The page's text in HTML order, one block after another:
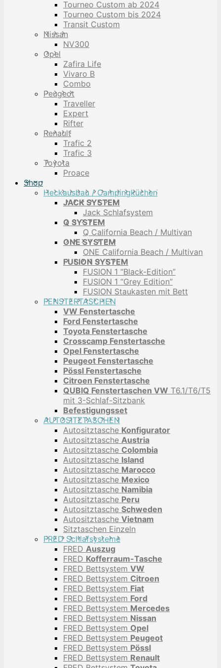
Tourneo Custom ab 2024
Tourneo Custom bis 2024
Transit Custom
Nissan
NV300
Opel
Zafira Life
Vivaro B
Combo
Peugeot
Traveller
Expert
Rifter
Renault
Trafic 2
Trafic 3
Toyota
Proace
Shop
Heckausbau / Campingküchen
JACK SYSTEM
Jack Schlafsystem
Q SYSTEM
Q California Beach / Multivan
ONE SYSTEM
ONE California Beach / Multivan
FUSION SYSTEM
FUSION 1 “Black-Edition”
FUSION 1 “Grey Edition”
FUSION Staukasten mit Bett
FENSTERTASCHEN
VW Fenstertasche
Ford Fenstertasche
Toyota Fenstertasche
Crosscamp Fenstertasche
Opel Fenstertasche
Peugeot Fenstertasche
Pössl Fenstertasche
Citroen Fenstertasche
QUBIQ Fenstertaschen VW T6.1/T6/T5
mit 3-Schlaf-Sitzbank
Befestigungsset
AUTOSITZTASCHEN
Autositztasche Konfigurator
Autositztasche Austria
Autositztasche Colombia
Autositztasche Island
Autositztasche Marocco
Autositztasche Mexico
Autositztasche Namibia
Autositztasche Peru
Autositztasche Schweden
Autositztasche Vietnam
Sitztaschen Einzeln
FRED Schlafsysteme
FRED Auszug
FRED Kofferraum-Tasche
FRED Bettsystem VW
FRED Bettsystem Citroen
FRED Bettsystem Fiat
FRED Bettsystem Ford
FRED Bettsystem Mercedes
FRED Bettsystem Nissan
FRED Bettsystem Opel
FRED Bettsystem Peugeot
FRED Bettsystem Pössl
FRED Bettsystem Renault